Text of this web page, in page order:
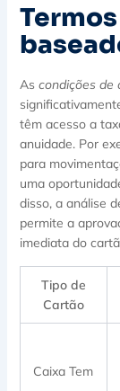
As condições de
têm acesso a
anuidade. Por
para
uma
disso, a análise
permite a
imediata do
Tipo de
Cartão
Caixa Tem